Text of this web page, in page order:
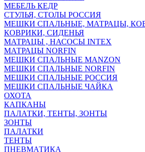
МЕБЕЛЬ КЕДР
СТУЛЬЯ, СТОЛЫ РОССИЯ
МЕШКИ СПАЛЬНЫЕ, МАТРАЦЫ,
КОВРИКИ, СИДЕНЬЯ
МАТРАЦЫ , НАСОСЫ INTEX
МАТРАЦЫ NORFIN
МЕШКИ СПАЛЬНЫЕ MANZON
МЕШКИ СПАЛЬНЫЕ NORFIN
МЕШКИ СПАЛЬНЫЕ РОССИЯ
МЕШКИ СПАЛЬНЫЕ ЧАЙКА
ОХОТА
КАПКАНЫ
ПАЛАТКИ, ТЕНТЫ, ЗОНТЫ
ЗОНТЫ
ПАЛАТКИ
ТЕНТЫ
ПНЕВМАТИКА